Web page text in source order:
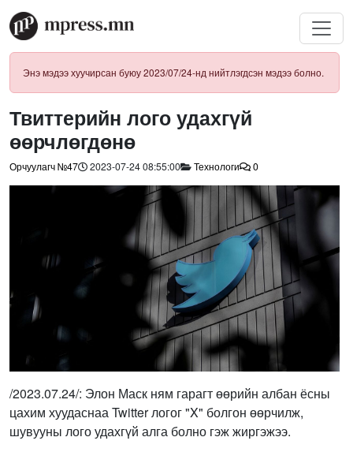
Энэ мэдээ хуучирсан буюу 2023/07/24-нд нийтлэгдсэн мэдээ болно.
Твиттерийн лого удахгүй
өөрчлөгдөнө
Орчуулагч №47 2023-07-24 08:55:00 Технологи 0
/2023.07.24/: Элон Маск ням гарагт өөрийн албан ёсны
цахим хуудаснаа Twitter логог "X" болгон өөрчилж,
шувууны лого удахгүй алга болно гэж жиргэжээ.